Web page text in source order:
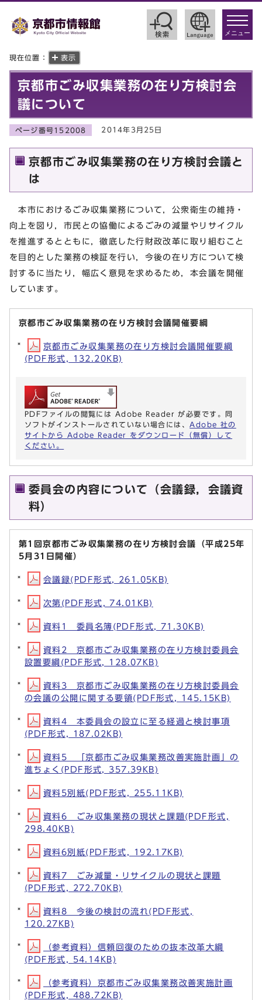
toggle
メニュー
現在位置： 表示
京都市ごみ収集業務の在り方検討会
議について
ページ番号152008 2014年3月25日
京都市ごみ収集業務の在り方検討会議と
は
本市におけるごみ収集業務について，公衆衛生の維持・
向上を図り，市民との協働によるごみの減量やリサイクル
を推進するとともに，徹底した行財政改革に取り組むこと
を目的とした業務の検証を行い，今後の在り方について検
討するに当たり，幅広く意見を求めるため，本会議を開催
しています。
京都市ごみ収集業務の在り方検討会議開催要綱
京都市ごみ収集業務の在り方検討会議開催要綱
(PDF形式, 132.20KB)
PDFファイルの閲覧には Adobe Reader が必要です。同
ソフトがインストールされていない場合には、 Adobe 社の
サイトから Adobe Reader をダウンロード（無償）して
ください。
委員会の内容について（会議録，会議資
料）
第1回京都市ごみ収集業務の在り方検討会議（平成25年
5月31日開催）
会議録(PDF形式, 261.05KB)
次第(PDF形式, 74.01KB)
資料1 委員名簿(PDF形式, 71.30KB)
資料2 京都市ごみ収集業務の在り方検討委員会
設置要綱(PDF形式, 128.07KB)
資料3 京都市ごみ収集業務の在り方検討委員会
の会議の公開に関する要領(PDF形式, 145.15KB)
資料4 本委員会の設立に至る経過と検討事項
(PDF形式, 187.02KB)
資料5 「京都市ごみ収集業務改善実施計画」の
進ちょく(PDF形式, 357.39KB)
資料5別紙(PDF形式, 255.11KB)
資料6 ごみ収集業務の現状と課題(PDF形式,
298.40KB)
資料6別紙(PDF形式, 192.17KB)
資料7 ごみ減量・リサイクルの現状と課題
(PDF形式, 272.70KB)
資料8 今後の検討の流れ(PDF形式,
120.27KB)
（参考資料）信頼回復のための抜本改革大綱
(PDF形式, 54.14KB)
（参考資料）京都市ごみ収集業務改善実施計画
(PDF形式, 488.72KB)